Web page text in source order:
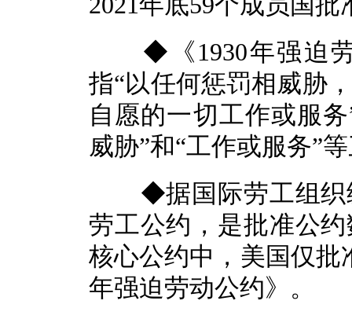
◆《1930年强迫劳
指“以任何惩罚相威胁
自愿的一切工作或服
威胁”和“工作或服务”
◆据国际劳工组织
劳工公约，是批准公
核心公约中，美国仅批
年强迫劳动公约》。